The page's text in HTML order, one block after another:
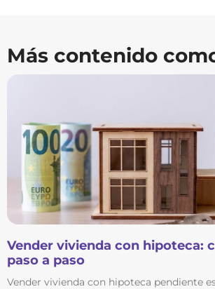
Más contenido
Vender vivienda con hipoteca:
paso a paso
Vender vivienda con hipoteca pendiente